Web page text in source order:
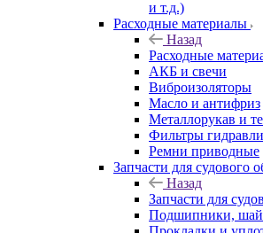
и т.д.)
Расходные материалы
Назад
Расходные
АКБ и свечи
Виброизоляторы
Масло и антифриз
Металлорукав и
Фильтры
Ремни приводные
Запчасти для судового
Назад
Запчасти для
Подшипники,